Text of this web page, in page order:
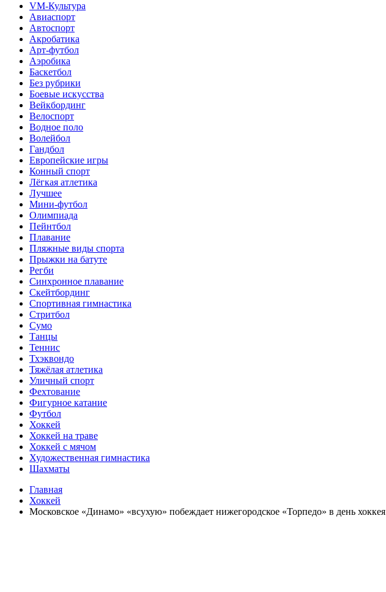
VM-Культура
Авиаспорт
Автоспорт
Акробатика
Арт-футбол
Аэробика
Баскетбол
Без рубрики
Боевые искусства
Вейкбординг
Велоспорт
Водное поло
Волейбол
Гандбол
Европейские игры
Конный спорт
Лёгкая атлетика
Лучшее
Мини-футбол
Олимпиада
Пейнтбол
Плавание
Пляжные виды спорта
Прыжки на батуте
Регби
Синхронное плавание
Скейтбординг
Спортивная гимнастика
Стритбол
Сумо
Танцы
Теннис
Тхэквондо
Тяжёлая атлетика
Уличный спорт
Фехтование
Фигурное катание
Футбол
Хоккей
Хоккей на траве
Хоккей с мячом
Художественная гимнастика
Шахматы
Главная
Хоккей
Московское «Динамо» «всухую» побеждает нижегородское «Торпедо» в день хоккея